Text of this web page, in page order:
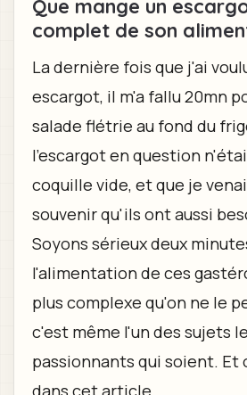
Que mange un
complet de son
La dernière fois que j'ai
escargot, il m'a fallu 20mn
salade flétrie au fond du
l'escargot en question
coquille vide, et que je
souvenir qu'ils ont aussi
Soyons sérieux deux
l'alimentation de ces
plus complexe qu'on ne le
c'est même l'un des sujets
passionnants qui soient. Et
dans cet article.